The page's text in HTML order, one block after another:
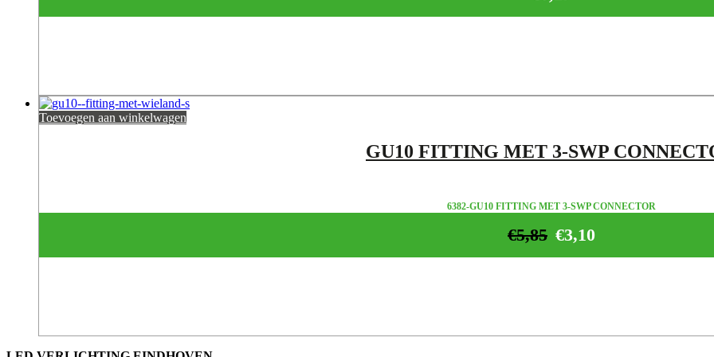
Toevoegen aan winkelwagen
GU10 FITTING MET 3-SWP
6382-GU10 FITTING MET 3-SWP CONNECTOR
€3,10
€5,85